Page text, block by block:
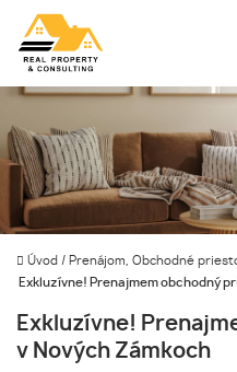
Úvod / Prenájom, Obchodné
Exkluzívne! Prenajmem obchodný
Exkluzívne!
v Nových Zámkoch